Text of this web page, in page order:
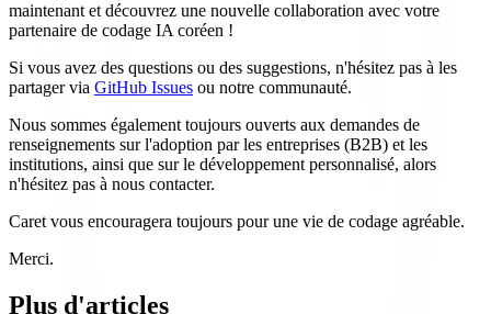
maintenant et découvrez une nouvelle collaboration avec votre
partenaire de codage IA coréen !
Si vous avez des questions ou des suggestions, n'hésitez pas à les
partager via GitHub Issues ou notre communauté.
Nous sommes également toujours ouverts aux demandes de
renseignements sur l'adoption par les entreprises (B2B) et les
institutions, ainsi que sur le développement personnalisé, alors
n'hésitez pas à nous contacter.
Caret vous encouragera toujours pour une vie de codage agréable.
Merci.
Plus d'articles